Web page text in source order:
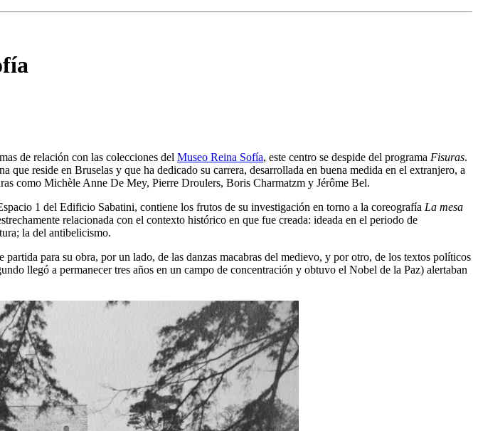
de relación con las colecciones del Museo Reina Sofía, este centro se despide del programa Fisuras.
reside en Bruselas y que ha dedicado su carrera, desarrollada en buena medida en el extranjero, a
como Michèle Anne De Mey, Pierre Droulers, Boris Charmatzm y Jérôme Bel.
1 del Edificio Sabatini, contiene los frutos de su investigación en torno a la coreografía La mesa
relacionada con el contexto histórico en que fue creada: ideada en el periodo de
la del antibelicismo.
para su obra, por un lado, de las danzas macabras del medievo, y por otro, de los textos políticos
llegó a permanecer tres años en un campo de concentración y obtuvo el Nobel de la Paz) alertaban